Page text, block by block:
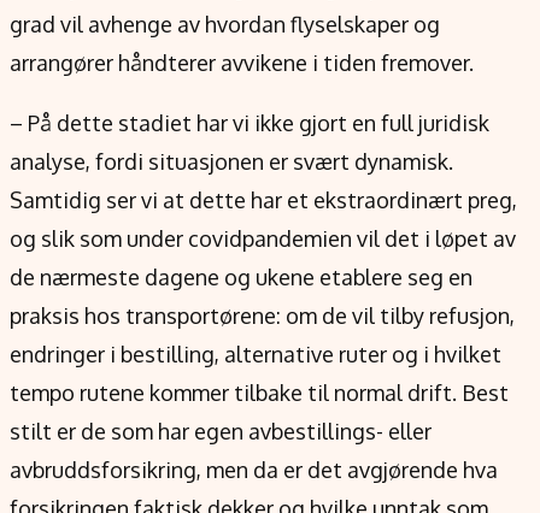
grad vil avhenge av hvordan flyselskaper og
arrangører håndterer avvikene i tiden fremover.
– På dette stadiet har vi ikke gjort en full juridisk
analyse, fordi situasjonen er svært dynamisk.
Samtidig ser vi at dette har et ekstraordinært preg,
og slik som under covidpandemien vil det i løpet av
de nærmeste dagene og ukene etablere seg en
praksis hos transportørene: om de vil tilby refusjon,
endringer i bestilling, alternative ruter og i hvilket
tempo rutene kommer tilbake til normal drift. Best
stilt er de som har egen avbestillings- eller
avbruddsforsikring, men da er det avgjørende hva